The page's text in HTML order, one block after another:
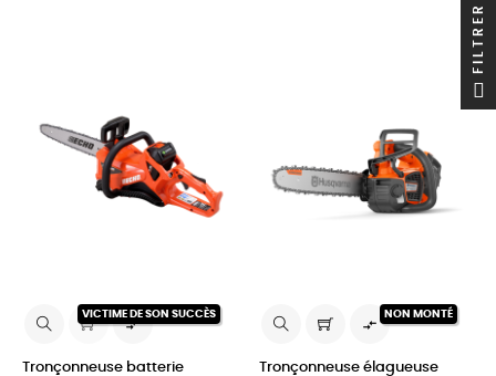
VICTIME DE SON SUCCÈS

Tronçonneuse batterie
NON MONTÉ

Tronçonneuse élagueuse
FILTRER